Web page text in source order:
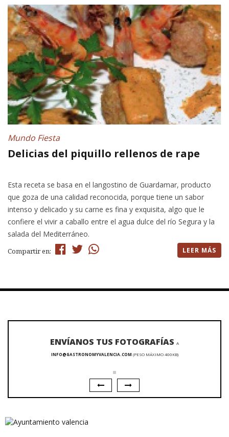
Mundo Fiesta
Delicias del piquillo rellenos de rape
Esta receta se basa en el langostino de Guardamar, producto
que goza de una calidad reconocida, porque tiene un sabor
intenso y delicado y su carne es fina y exquisita, algo que le
confiere el vivir a caballo entre el agua dulce del río Segura y la
salada del Mediterráneo.
Compartir en: LEER MÁS
ENVÍANOS TUS FOTOGRAFÍAS A
INFO@GASTRONOMYVALENCIA.COM (PESO MÁXIMO 400KB)